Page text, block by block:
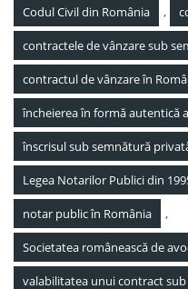
Codul Civil din România ,
contractele de vânzare sub
contractul de vânzare în
încheierea în formă autentică
înscrisul sub semnătură
Legea Notarilor Publici din
notar public în România ,
Societatea românească de
valabilitatea unui contract